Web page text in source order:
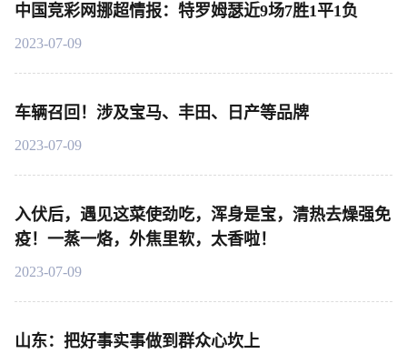
中国竞彩网挪超情报：特罗姆瑟近9场7胜1平1负
2023-07-09
车辆召回！涉及宝马、丰田、日产等品牌
2023-07-09
入伏后，遇见这菜使劲吃，浑身是宝，清热去燥强免
疫！一蒸一烙，外焦里软，太香啦！
2023-07-09
山东：把好事实事做到群众心坎上